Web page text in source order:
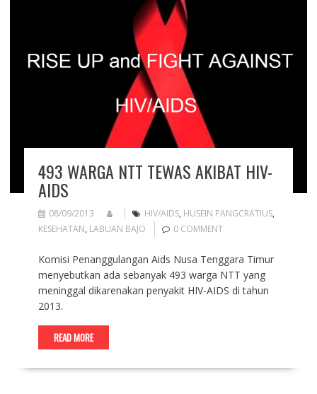
493 WARGA NTT TEWAS AKIBAT HIV-
AIDS
08/09/2013 HIV/AIDS, HUSEIN PANGCRATIUS,
KESEHATAN, LABUAN BAJO 0 COMMENT
Komisi Penanggulangan Aids Nusa Tenggara Timur
menyebutkan ada sebanyak 493 warga NTT yang
meninggal dikarenakan penyakit HIV-AIDS di tahun
2013.
READ MORE